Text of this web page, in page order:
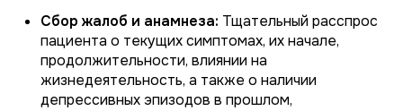
Сбор жалоб и анамнеза: Тщательный расспрос
пациента о текущих симптомах, их начале,
продолжительности, влиянии на
жизнедеятельность, а также о наличии
депрессивных эпизодов в прошлом,